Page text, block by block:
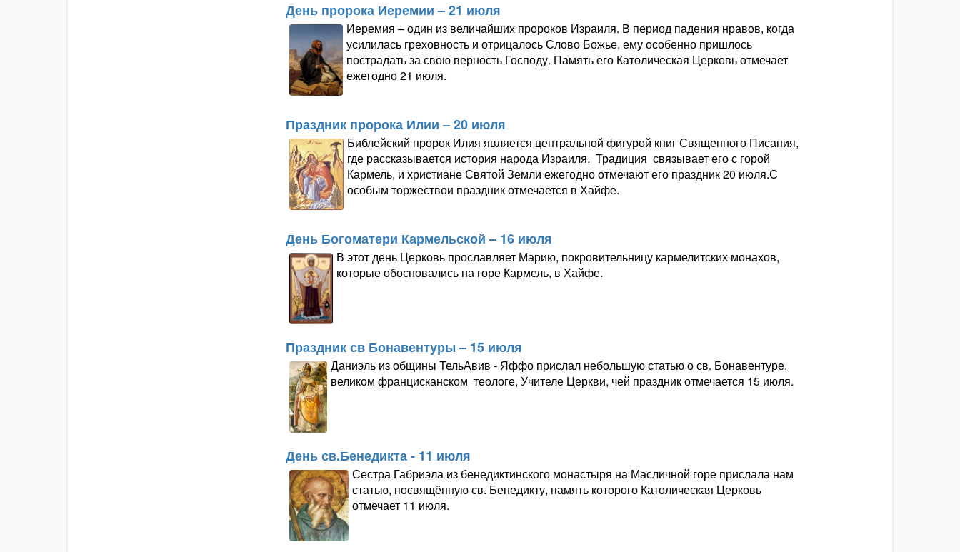
День пророка Иеремии – 21 июля
Иеремия – один из величайших пророков Израиля. В период падения нравов, когда
усилилась греховность и отрицалось Слово Божье, ему особенно пришлось
пострадать за свою верность Господу. Память его Католическая Церковь отмечает
ежегодно 21 июля.
Праздник пророка Илии – 20 июля
Библейский пророк Илия является центральной фигурой книг Священного Писания,
где рассказывается история народа Израиля. Традиция связывает его с горой
Кармель, и христиане Святой Земли ежегодно отмечают его праздник 20 июля.С
особым торжествои праздник отмечается в Хайфе.
День Богоматери Кармельской – 16 июля
В этот день Церковь прославляет Марию, покровительницу кармелитских монахов,
которые обосновались на горе Кармель, в Хайфе.
Праздник св Бонавентуры – 15 июля
Даниэль из общины ТельАвив - Яффо прислал небольшую статью о св. Бонавентуре,
великом францисканском теологе, Учителе Церкви, чей праздник отмечается 15 июля.
День св.Бенедикта - 11 июля
Сестра Габриэла из бенедиктинского монастыря на Масличной горе прислала нам
статью, посвящённую св. Бенедикту, память которого Католическая Церковь
отмечает 11 июля.